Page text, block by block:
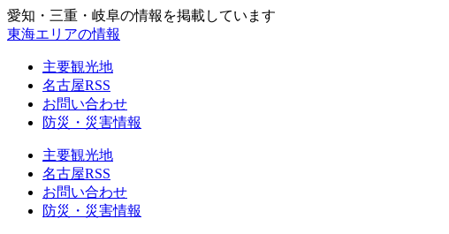
愛知・三重・岐阜の情報を掲載しています
東海エリアの情報
主要観光地
名古屋RSS
お問い合わせ
防災・災害情報
主要観光地
名古屋RSS
お問い合わせ
防災・災害情報